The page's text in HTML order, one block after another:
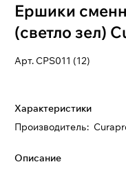
Ершики
(светло зел)
Арт. CPS011 (12)
Характеристики
Производитель:
Описание